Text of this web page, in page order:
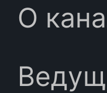
О